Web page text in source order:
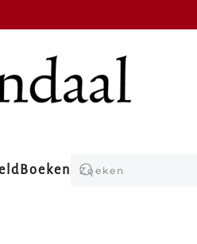
Boeken